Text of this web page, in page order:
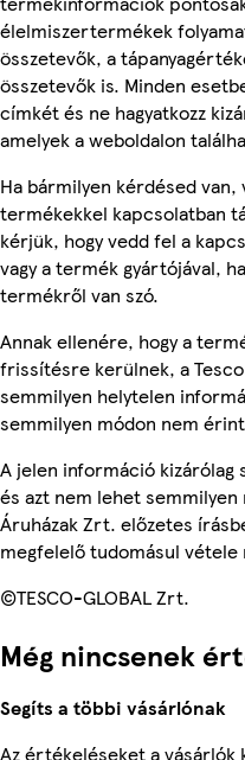
élelmiszertermékek
összetevők, a
összetevők is. Minden
címkét és ne hagyatkozz
amelyek a weboldalon
Ha bármilyen kérdésed van,
termékekkel kapcsolatban
kérjük, hogy vedd fel a
vagy a termék gyártójával,
termékről van szó.
Annak ellenére, hogy a
frissítésre kerülnek, a
semmilyen helytelen
semmilyen módon nem
A jelen információ kizárólag
és azt nem lehet semmilyen
Áruházak Zrt. előzetes
megfelelő tudomásul vétele
©TESCO-GLOBAL Zrt.
Még nincsenek
Segíts a többi vásárlónak
Az értékeléseket a vásárlók